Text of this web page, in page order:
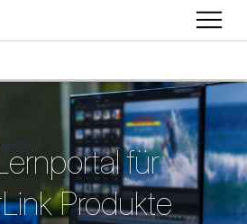
für
Produkte